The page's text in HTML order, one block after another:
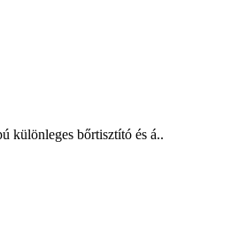
különleges bőrtisztító és á..